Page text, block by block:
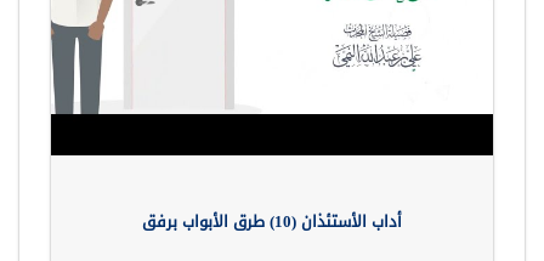
أداب الأستئذان (10) طرق الأبواب برفق